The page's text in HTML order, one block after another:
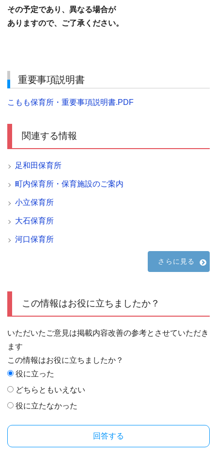
その予定であり、異なる場合が
ありますので、ご了承ください。
重要事項説明書
こもも保育所・重要事項説明書.PDF
関連する情報
足和田保育所
町内保育所・保育施設のご案内
小立保育所
大石保育所
河口保育所
さらに見る
この情報はお役に立ちましたか？
いただいたご意見は掲載内容改善の参考とさせていただき
ます
この情報はお役に立ちましたか？
役に立った
どちらともいえない
役に立たなかった